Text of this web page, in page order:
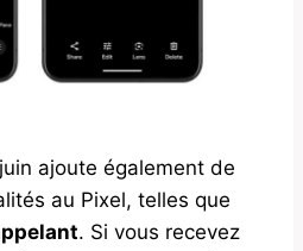
ajoute également de
au Pixel, telles que
. Si vous recevez